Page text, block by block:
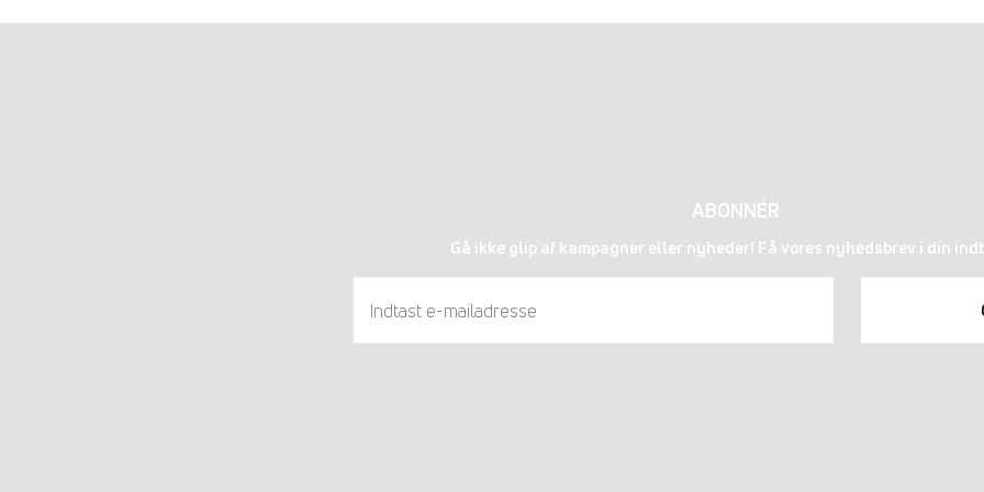
ABONNÉR
Gå ikke glip af kampagner eller nyheder! Få vores nyhedsbrev i din